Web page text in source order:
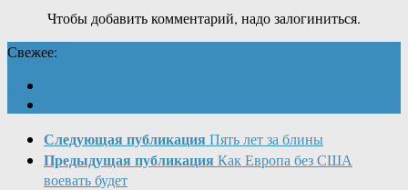
Чтобы добавить комментарий, надо залогиниться.
Свежее:
Следующая публикация Пять лет за блины
Предыдущая публикация Как Европа без США
воевать будет